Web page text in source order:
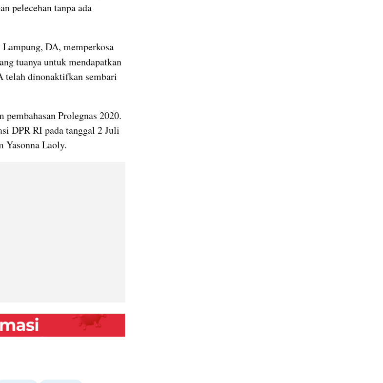
pelecehan tanpa ada
DA, memperkosa
tuanya untuk mendapatkan
telah dinonaktifkan sembari
Prolegnas 2020.
DPR RI pada tanggal 2 Juli
Yasonna Laoly.
external kumparan